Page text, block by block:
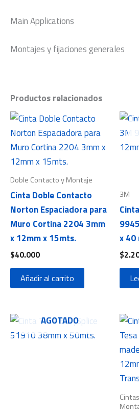
Main Applications
Montajes y fijaciones generales
Productos relacionados
Doble Contacto y Montaje
Cinta Doble Contacto
Norton Espaciadora para
Muro Cortina 2204 3mm
x 12mm x 15mts.
$40.000
Añadir al carrito
3M
x 40
$
AGOTADO